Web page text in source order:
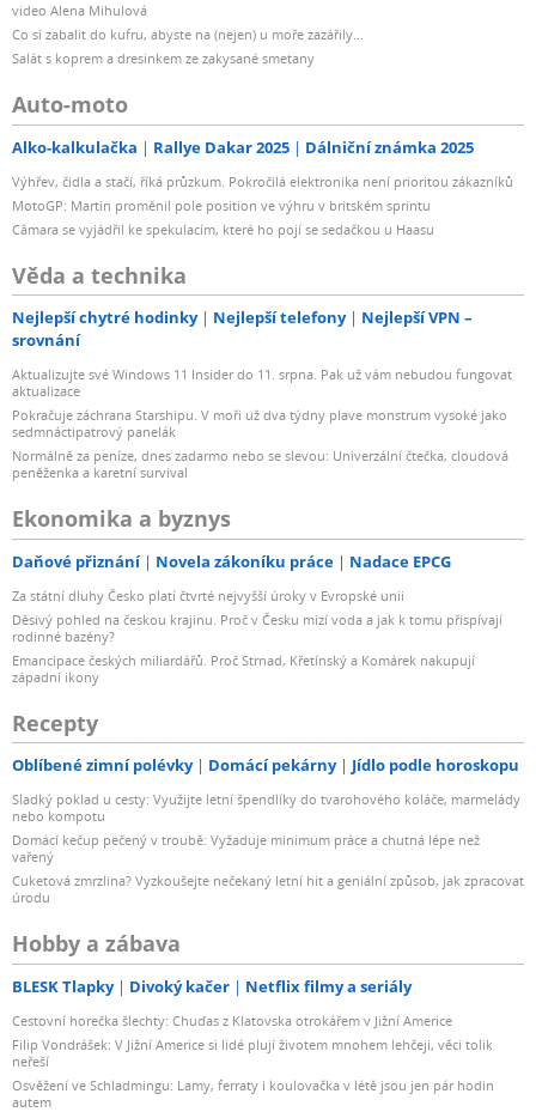
video Alena Mihulová
Co si zabalit do kufru, abyste na (nejen) u moře zazářily...
Salát s koprem a dresinkem ze zakysané smetany
Auto-moto
Alko-kalkulačka Rallye Dakar 2025 Dálniční známka 2025
Výhřev, čidla a stačí, říká průzkum. Pokročilá elektronika není prioritou zákazníků
MotoGP: Martin proměnil pole position ve výhru v britském sprintu
Câmara se vyjádřil ke spekulacím, které ho pojí se sedačkou u Haasu
Věda a technika
Nejlepší chytré hodinky Nejlepší telefony
Nejlepší VPN –
srovnání
Aktualizujte své Windows 11 Insider do 11. srpna. Pak už vám nebudou fungovat
aktualizace
Pokračuje záchrana Starshipu. V moři už dva týdny plave monstrum vysoké jako
sedmnáctipatrový panelák
Normálně za peníze, dnes zadarmo nebo se slevou: Univerzální čtečka, cloudová
peněženka a karetní survival
Ekonomika a byznys
Daňové přiznání Novela zákoníku práce Nadace EPCG
Za státní dluhy Česko platí čtvrté nejvyšší úroky v Evropské unii
Děsivý pohled na českou krajinu. Proč v Česku mizí voda a jak k tomu přispívají
rodinné bazény?
Emancipace českých miliardářů. Proč Strnad, Křetínský a Komárek nakupují
západní ikony
Recepty
Oblíbené zimní polévky Domácí pekárny Jídlo podle horoskopu
Sladký poklad u cesty: Využijte letní špendlíky do tvarohového koláče, marmelády
nebo kompotu
Domácí kečup pečený v troubě: Vyžaduje minimum práce a chutná lépe než
vařený
Cuketová zmrzlina? Vyzkoušejte nečekaný letní hit a geniální způsob, jak zpracovat
úrodu
Hobby a zábava
BLESK Tlapky Divoký kačer Netflix filmy a seriály
Cestovní horečka šlechty: Chuďas z Klatovska otrokářem v Jižní Americe
Filip Vondrášek: V Jižní Americe si lidé plují životem mnohem lehčeji, věci tolik
neřeší
Osvěžení ve Schladmingu: Lamy, ferraty i koulovačka v létě jsou jen pár hodin
autem